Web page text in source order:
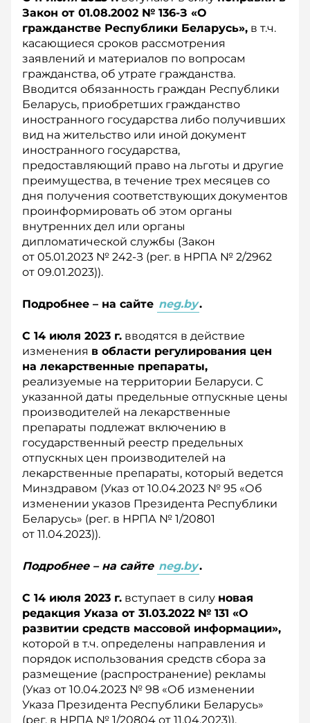
Закон от 01.08.2002 № 136-З «О
гражданстве Республики Беларусь», в т.ч.
касающиеся сроков рассмотрения
заявлений и материалов по вопросам
гражданства, об утрате гражданства.
Вводится обязанность граждан Республики
Беларусь, приобретших гражданство
иностранного государства либо получивших
вид на жительство или иной документ
иностранного государства,
предоставляющий право на льготы и другие
преимущества, в течение трех месяцев со
дня получения соответствующих документов
проинформировать об этом органы
внутренних дел или органы
дипломатической службы (Закон
от 05.01.2023 № 242-З (рег. в НРПА № 2/2962
от 09.01.2023)).
Подробнее – на сайте neg.by.
С 14 июля 2023 г. вводятся в действие
изменения в области регулирования цен
на лекарственные препараты,
реализуемые на территории Беларуси. С
указанной даты предельные отпускные цены
производителей на лекарственные
препараты подлежат включению в
государственный реестр предельных
отпускных цен производителей на
лекарственные препараты, который ведется
Минздравом (Указ от 10.04.2023 № 95 «Об
изменении указов Президента Рес­публики
Беларусь» (рег. в НРПА № 1/20801
от 11.04.2023)).
Подробнее – на сайте neg.by.
С 14 июля 2023 г. вступает в силу новая
редакция Указа от 31.03.2022 № 131 «О
развитии средств массовой информации»,
которой в т.ч. определены направления и
порядок использования средств сбора за
размещение (распространение) рекламы
(Указ от 10.04.2023 № 98 «Об изменении
Указа Президента Республики Беларусь»
(рег. в НРПА № 1/20804 от 11.04.2023)).